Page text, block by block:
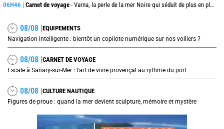
06H46 | Carnet de voyage - Varna, la perle de la mer Noire qui séduit de plus en plus les voyageurs cet été
08/08 |EQUIPEMENTS
Navigation intelligente : bientôt un copilote numérique sur nos voiliers ?
08/08 |CARNET DE VOYAGE
Escale à Sanary-sur-Mer : l'art de vivre provençal au rythme du port
08/08 |CULTURE NAUTIQUE
Figures de proue : quand la mer devient sculpture, mémoire et mystère